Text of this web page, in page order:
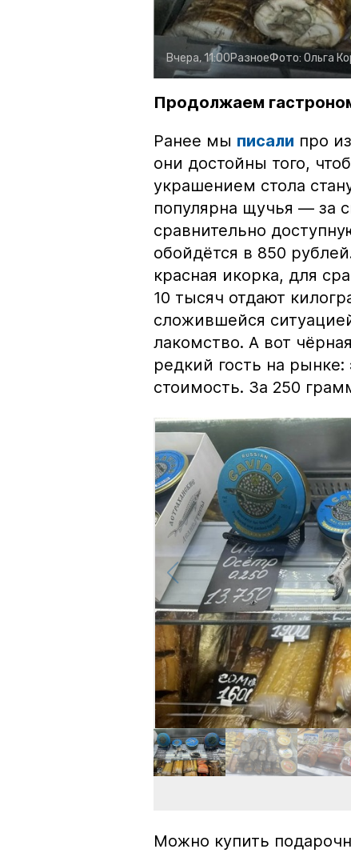
Вчера, 11:00РазноеФото: Ольга
Продолжаем
Ранее мы писали про
они достойны того,
украшением стола
популярна щучья — за
сравнительно
обойдётся в 850
красная икорка, для
10 тысяч отдают
сложившейся
лакомство. А вот
редкий гость на
стоимость. За 250
Можно купить